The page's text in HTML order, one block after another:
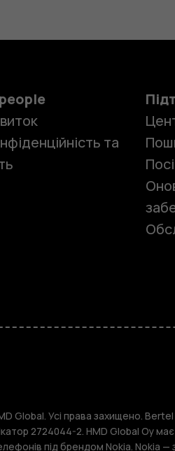
та
Global. Усі права захищено.
2724044-2. HMD Global Oy
під брендом Nokia. Nokia